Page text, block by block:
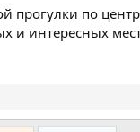
прогулки по
и интересных